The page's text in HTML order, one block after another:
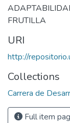
FRUTILLA
URI
http://
Collections
Carrera de
Full item